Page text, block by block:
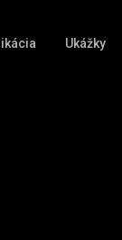
Ukážky